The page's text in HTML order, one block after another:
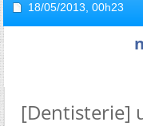
18/05/2013, 00h23
[Dentisterie]